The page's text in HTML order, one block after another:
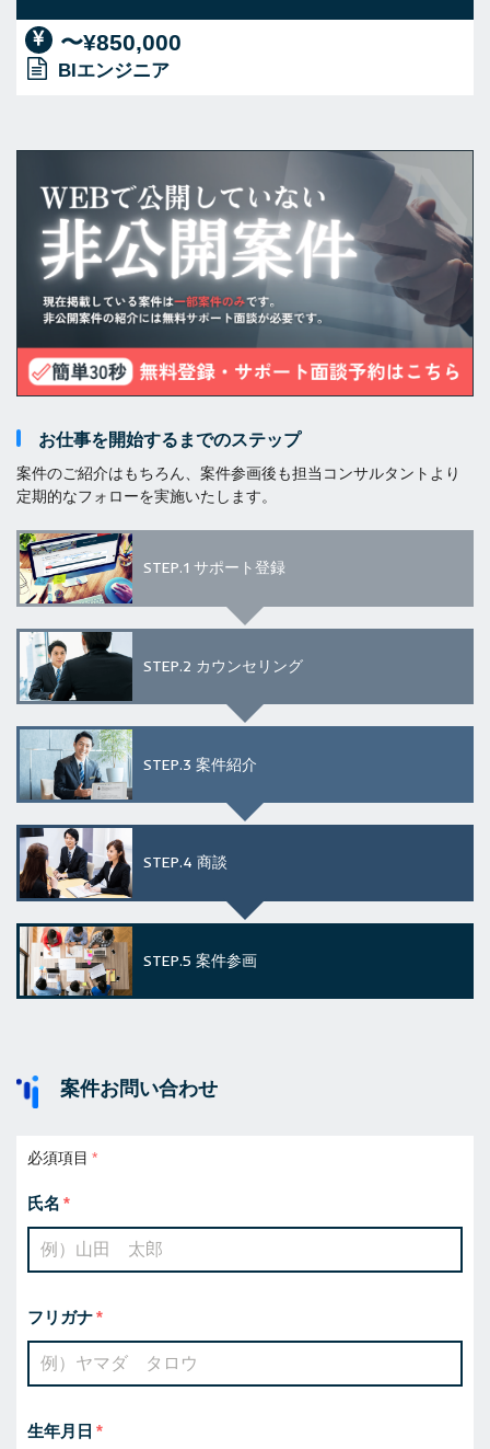
〜¥850,000
BIエンジニア
お仕事を開始するまでのステップ
案件のご紹介はもちろん、案件参画後も担当コンサルタントより
定期的なフォローを実施いたします。
STEP.1 サポート登録
STEP.2 カウンセリング
STEP.3 案件紹介
STEP.4 商談
STEP.5 案件参画
案件お問い合わせ
必須項目
氏名
フリガナ
生年月日